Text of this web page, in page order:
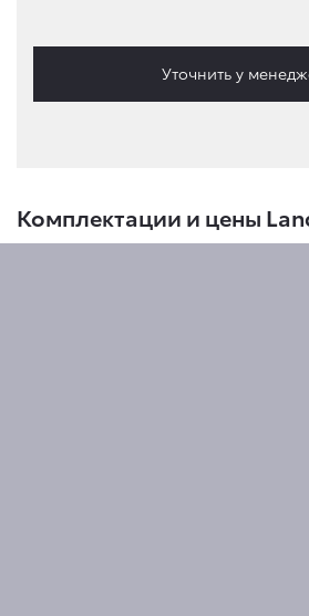
Уточнить у
Комплектации и цены